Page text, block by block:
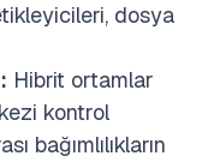
dosya
Hibrit ortamlar
kontrol
bağımlılıkların